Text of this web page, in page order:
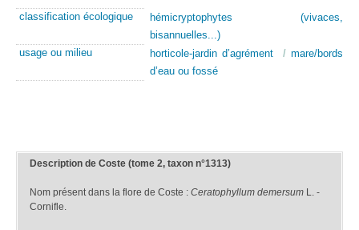
classification écologique
hémicryptophytes (vivaces,
bisannuelles...)
usage ou milieu
horticole-jardin d’agrément / mare/bords
d’eau ou fossé
Description de Coste (tome 2, taxon n°1313)
Nom présent dans la flore de Coste :Ceratophyllum demersum L. -
Cornifle.